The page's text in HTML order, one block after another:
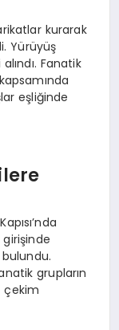
kurarak
Yürüyüş
Fanatik
eşliğinde
girişinde
bulundu.
grupların
çekim